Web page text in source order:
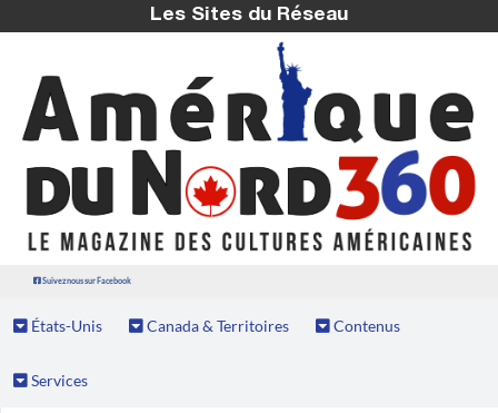
Les Sites du Réseau
Suivez nous sur Facebook
États-Unis Canada & Territoires Contenus
Services